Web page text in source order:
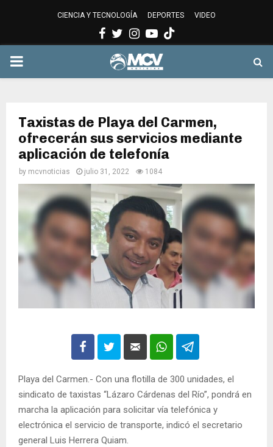
CIENCIA Y TECNOLOGÍA DEPORTES VIDEO
Facebook
Twitter
Instagram
Youtube
PRIMARY
Taxistas de Playa del Carmen,
ofrecerán sus servicios mediante
aplicación de telefonía
by mcvnoticias julio 31, 2022 1084
Playa del Carmen.- Con una flotilla de 300 unidades, el
sindicato de taxistas “Lázaro Cárdenas del Río”, pondrá en
marcha la aplicación para solicitar vía telefónica y
electrónica el servicio de transporte, indicó el secretario
general Luis Herrera Quiam.